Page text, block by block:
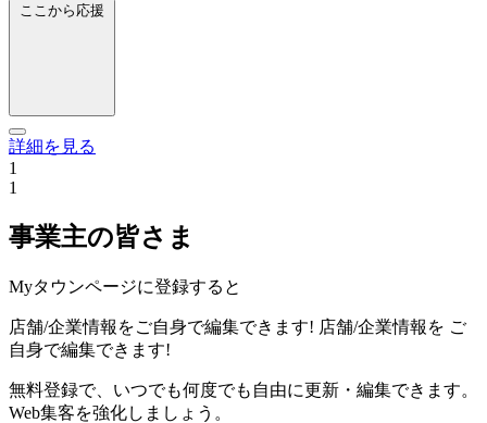
ここから応援
詳細を見る
1
1
事業主の皆さま
Myタウンページに登録すると
店舗/企業情報をご自身で編集できます! 店舗/企業情報を ご
自身で編集できます!
無料登録で、いつでも何度でも自由に更新・編集できます。
Web集客を強化しましょう。